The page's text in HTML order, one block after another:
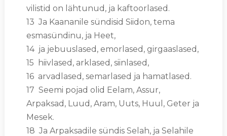
vilistid on lähtunud, ja kaftoorlased.
13 Ja Kaananile sündisid Siidon, tema
esmasündinu, ja Heet,
14 ja jebuuslased, emorlased, girgaaslased,
15 hiivlased, arklased, siinlased,
16 arvadlased, semarlased ja hamatlased.
17 Seemi pojad olid Eelam, Assur,
Arpaksad, Luud, Aram, Uuts, Huul, Geter ja
Mesek.
18 Ja Arpaksadile sündis Selah, ja Selahile